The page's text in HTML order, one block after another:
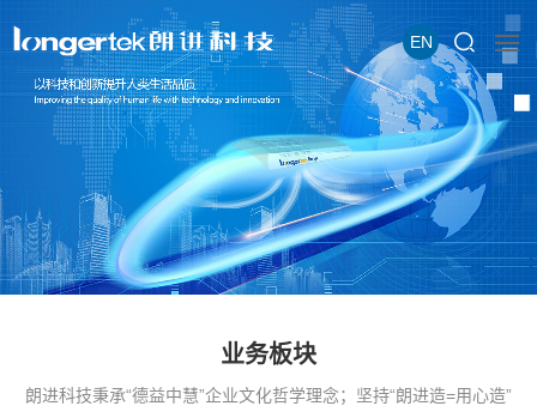
EN
业务板块
朗进科技秉承“德益中慧”企业文化哲学理念；坚持“朗进造=用心造”